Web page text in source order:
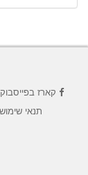
קארז
תנאי שימוש